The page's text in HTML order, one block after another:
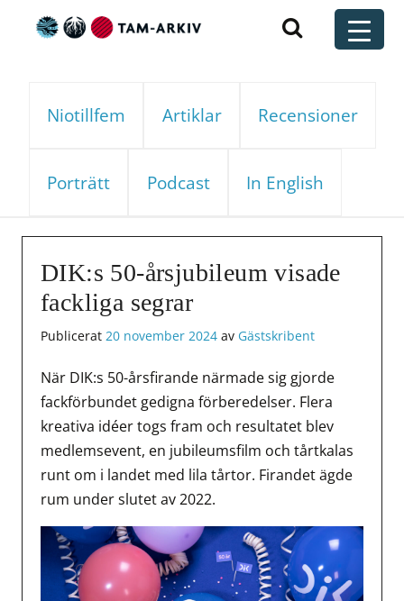
Huvudnavigering
Niotillfem Artiklar Recensioner
Porträtt Podcast In English
DIK:s 50-årsjubileum visade
fackliga segrar
Publicerat 20 november 2024 av Gästskribent
När DIK:s 50-årsfirande närmade sig gjorde
fackförbundet gedigna förberedelser. Flera
kreativa idéer togs fram och resultatet blev
medlemsevent, en jubileumsfilm och tårtkalas
runt om i landet med lila tårtor. Firandet ägde
rum under slutet av 2022.